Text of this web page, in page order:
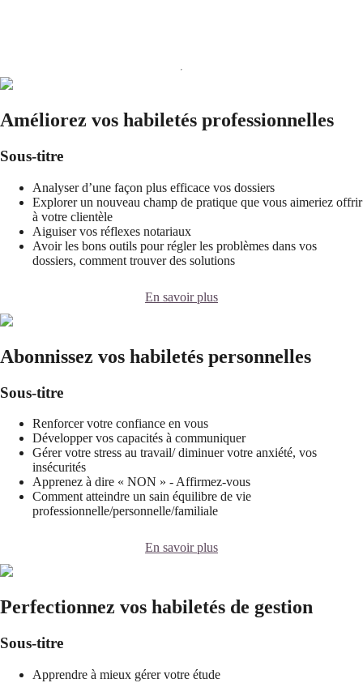
Améliorez vos habiletés professionnelles
Sous-titre
Analyser d’une façon plus efficace vos dossiers
Explorer un nouveau champ de pratique que vous aimeriez offrir
à votre clientèle
Aiguiser vos réflexes notariaux
Avoir les bons outils pour régler les problèmes dans vos
dossiers, comment trouver des solutions
En savoir plus
Abonnissez vos habiletés personnelles
Sous-titre
Renforcer votre confiance en vous
Développer vos capacités à communiquer
Gérer votre stress au travail/ diminuer votre anxiété, vos
insécurités
Apprenez à dire « NON » - Affirmez-vous
Comment atteindre un sain équilibre de vie
professionnelle/personnelle/familiale
En savoir plus
Perfectionnez vos habiletés de gestion
Sous-titre
Apprendre à mieux gérer votre étude